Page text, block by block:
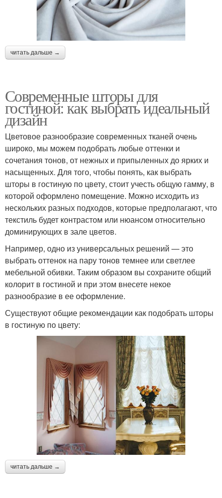
читать дальше →
Современные шторы для
гостиной: как выбрать идеальный
дизайн
Цветовое разнообразие современных тканей очень
широко, мы можем подобрать любые оттенки и
сочетания тонов, от нежных и припыленных до ярких и
насыщенных. Для того, чтобы понять, как выбрать
шторы в гостиную по цвету, стоит учесть общую гамму, в
которой оформлено помещение. Можно исходить из
нескольких разных подходов, которые предполагают, что
текстиль будет контрастом или нюансом относительно
доминирующих в зале цветов.
Например, одно из универсальных решений — это
выбрать оттенок на пару тонов темнее или светлее
мебельной обивки. Таким образом вы сохраните общий
колорит в гостиной и при этом внесете некое
разнообразие в ее оформление.
Существуют общие рекомендации как подобрать шторы
в гостиную по цвету:
читать дальше →